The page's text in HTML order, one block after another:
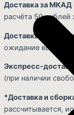
Доставка за МКАД
расчёта 50 рублей
Доставка в
ожидание
Экспресс-
(при наличии
*Доставка и
рассчитывается,